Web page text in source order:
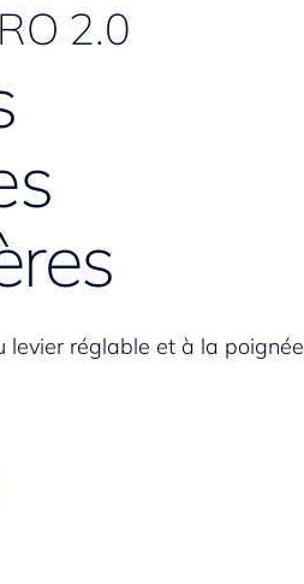
2.0
levier réglable et à la poignée